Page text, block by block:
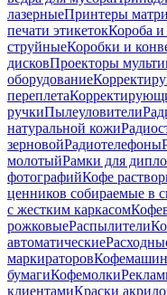
лазерныеПринтеры
печати этикетокКороба и
струйныеКоробки и
дисковПроекторы
оборудование
переплета
ручкиПылеуловители
натуральной кожи
зерновойРадиотелефоны
молотыйРамки для
фотографийКофе
ценников собираемые в
с жестким каркасом
рожковыеРаспылители
автоматические
маркираторов
бумагиКофемолки
клиентамиКраски